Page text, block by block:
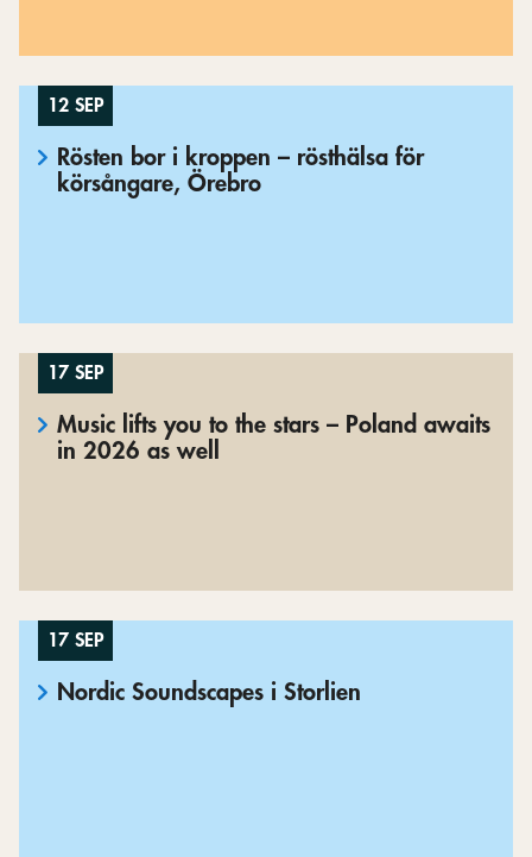
12 SEP
Rösten bor i kroppen – rösthälsa för
körsångare, Örebro
17 SEP
Music lifts you to the stars – Poland awaits
in 2026 as well
17 SEP
Nordic Soundscapes i Storlien